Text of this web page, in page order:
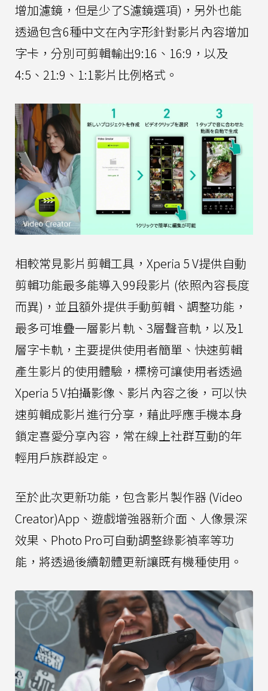
增加濾鏡，但是少了S濾鏡選項)，另外也能
透過包含6種中文在內字形針對影片內容增加
字卡，分別可剪輯輸出9:16、16:9，以及
4:5、21:9、1:1影片比例格式。
相較常見影片剪輯工具，Xperia 5 V提供自動
剪輯功能最多能導入99段影片 (依照內容長度
而異)，並且額外提供手動剪輯、調整功能，
最多可堆疊一層影片軌、3層聲音軌，以及1
層字卡軌，主要提供使用者簡單、快速剪輯
產生影片的使用體驗，標榜可讓使用者透過
Xperia 5 V拍攝影像、影片內容之後，可以快
速剪輯成影片進行分享，藉此呼應手機本身
鎖定喜愛分享內容，常在線上社群互動的年
輕用戶族群設定。
至於此次更新功能，包含影片製作器 (Video
Creator)App、遊戲增強器新介面、人像景深
效果、Photo Pro可自動調整錄影禎率等功
能，將透過後續韌體更新讓既有機種使用。